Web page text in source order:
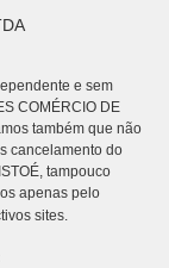
e sem
COMÉRCIO DE
também que não
cancelamento do
tampouco
apenas pelo
sites.